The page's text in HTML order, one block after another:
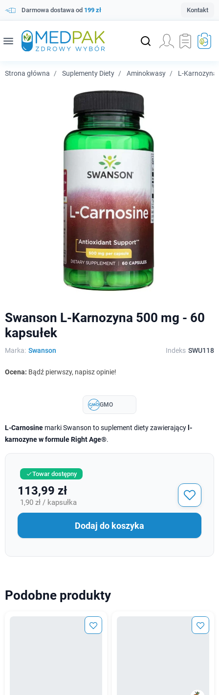
Darmowa dostawa od 199 zł Kontakt
menu
Strona główna Suplementy Diety Aminokwasy L-Karnozyna
Swanson L-Karnozyna 500 mg - 60
kapsułek
Marka: Swanson Indeks SWU118
Ocena: Bądź pierwszy, napisz opinie!
GMO
L-Carnosine marki Swanson to suplement diety zawierający l-
karnozyne w formule Right Age®.
Towar dostępny
113,99 zł
1,90 zł / kapsułka
Dodaj do koszyka
Podobne produkty